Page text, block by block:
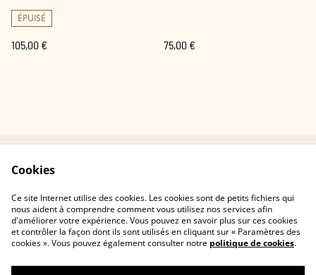
ÉPUISÉ
105,00 € 75,00 €
confidentialité
Cookies
Ce site Internet utilise des cookies. Les cookies sont de petits fichiers qui
nous aident à comprendre comment vous utilisez nos services afin
d'améliorer votre expérience. Vous pouvez en savoir plus sur ces cookies
et contrôler la façon dont ils sont utilisés en cliquant sur « Paramètres des
cookies ». Vous pouvez également consulter notre politique de cookies.